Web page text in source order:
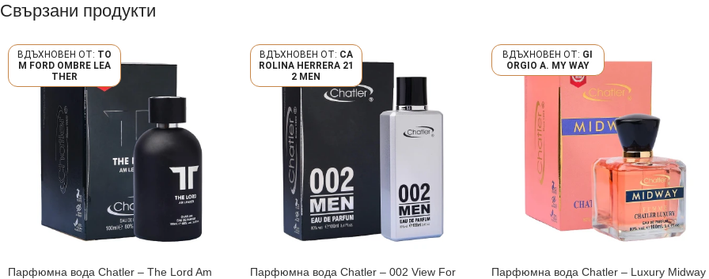
Свързани продукти
TO
M FORD OMBRE LEA
THER
Парфюмна вода Chatler – The Lord Am
CA
ROLINA HERRERA 21
2 MEN
Парфюмна вода Chatler – 002 View For
GI
ORGIO A. MY WAY
Парфюмна вода Chatler – Luxury Midway